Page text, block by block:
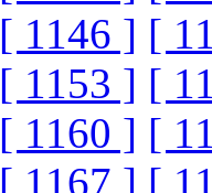
[ 1146 ] [
[ 1153 ] [
[ 1160 ] [
[ 1167 ] [